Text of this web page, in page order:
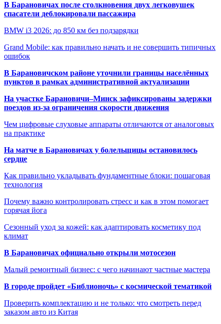
В Барановичах после столкновения двух легковушек
спасатели деблокировали пассажира
BMW i3 2026: до 850 км без подзарядки
Grand Mobile: как правильно начать и не совершить типичных
ошибок
В Барановичском районе уточнили границы населённых
пунктов в рамках административной актуализации
На участке Барановичи–Минск зафиксированы задержки
поездов из-за ограничения скорости движения
Чем цифровые слуховые аппараты отличаются от аналоговых
на практике
На матче в Барановичах у болельщицы остановилось
сердце
Как правильно укладывать фундаментные блоки: пошаговая
технология
Почему важно контролировать стресс и как в этом помогает
горячая йога
Сезонный уход за кожей: как адаптировать косметику под
климат
В Барановичах официально открыли мотосезон
Малый ремонтный бизнес: с чего начинают частные мастера
В городе пройдет «Библионочь» с космической тематикой
Проверить комплектацию и не только: что смотреть перед
заказом авто из Китая